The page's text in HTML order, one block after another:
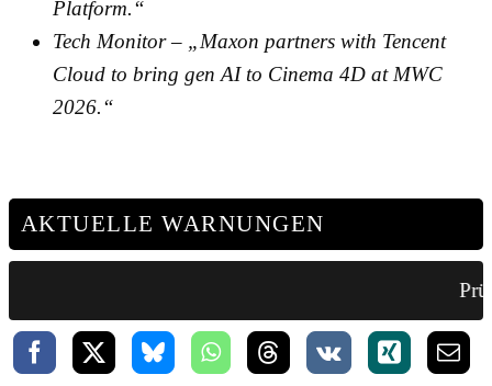
Platform.“
Tech Monitor – „Maxon partners with Tencent
Cloud to bring gen AI to Cinema 4D at MWC
2026.“
AKTUELLE WARNUNGEN